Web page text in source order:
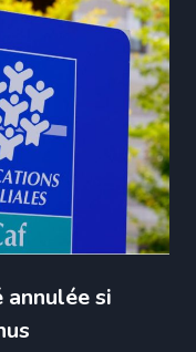
annulée si